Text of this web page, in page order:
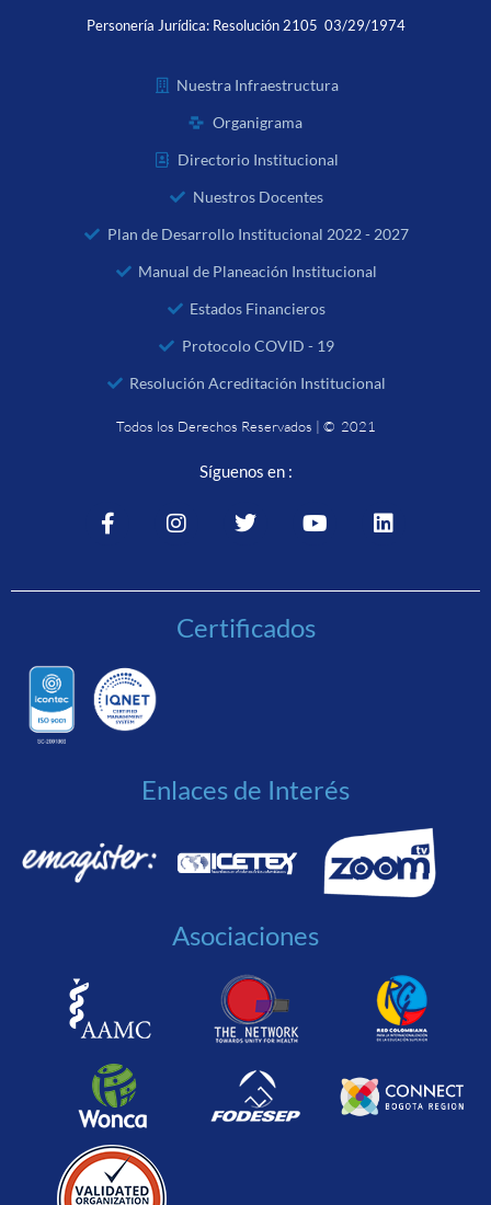
Personería Jurídica: Resolución 2105 03/29/1974
Nuestra Infraestructura
Organigrama
Directorio Institucional
Nuestros Docentes
Plan de Desarrollo Institucional 2022 - 2027
Manual de Planeación Institucional
Estados Financieros
Protocolo COVID - 19
Resolución Acreditación Institucional
Todos los Derechos Reservados | © 2021
Síguenos en :
Certificados
Enlaces de Interés
Asociaciones